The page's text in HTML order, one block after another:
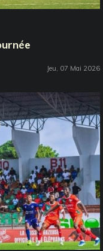
Jeu, 07 Mai 2026